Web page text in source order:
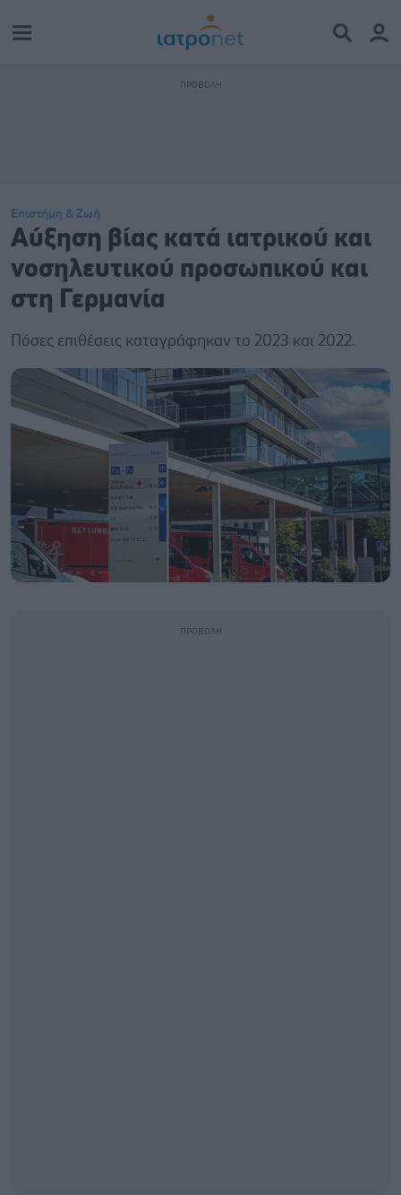
Επιστήμη & Ζωή
Aύξηση βίας κατά ιατρικού και
νοσηλευτικού προσωπικού και
στη Γερμανία
Πόσες επιθέσεις καταγράφηκαν το 2023 και 2022.